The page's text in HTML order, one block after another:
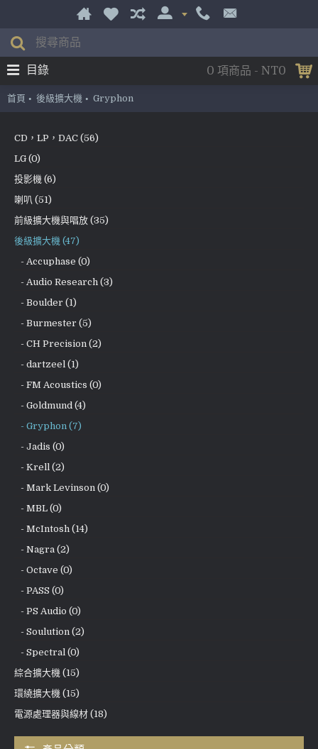
0 項商品 - NT0
目錄
首頁 後級擴大機 Gryphon
CD，LP，DAC (56)
LG (0)
投影機 (6)
喇叭 (51)
前級擴大機與唱放 (35)
後級擴大機 (47)
- Accuphase (0)
- Audio Research (3)
- Boulder (1)
- Burmester (5)
- CH Precision (2)
- dartzeel (1)
- FM Acoustics (0)
- Goldmund (4)
- Gryphon (7)
- Jadis (0)
- Krell (2)
- Mark Levinson (0)
- MBL (0)
- McIntosh (14)
- Nagra (2)
- Octave (0)
- PASS (0)
- PS Audio (0)
- Soulution (2)
- Spectral (0)
綜合擴大機 (15)
環繞擴大機 (15)
電源處理器與線材 (18)